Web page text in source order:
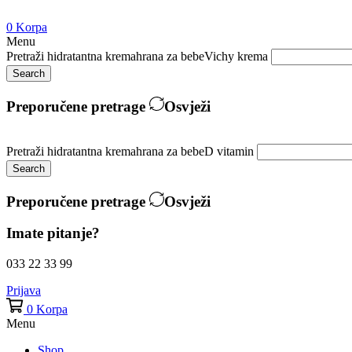
0 Korpa
Menu
Pretraži hidratantna kremahrana za bebeVichy krema
Search
Preporučene pretrage Osvježi
Pretraži hidratantna kremahrana za bebeD vitamin
Search
Preporučene pretrage
Osvježi
Imate pitanje?
033 22 33 99
Prijava
0 Korpa
Menu